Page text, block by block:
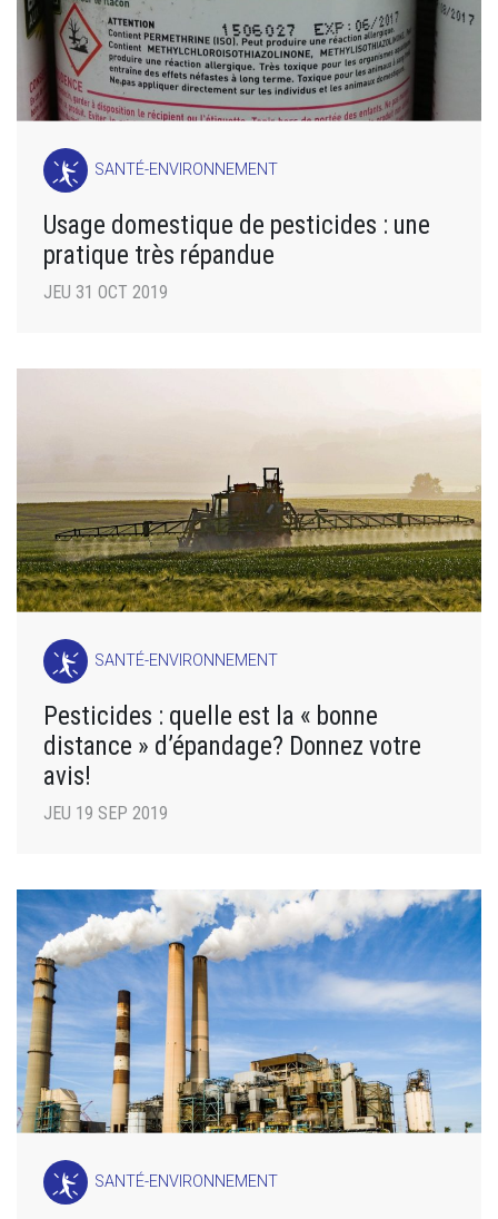
SANTÉ-ENVIRONNEMENT
Usage domestique de pesticides : une
pratique très répandue
JEU 31 OCT 2019
SANTÉ-ENVIRONNEMENT
Pesticides : quelle est la « bonne
distance » d’épandage? Donnez votre
avis!
JEU 19 SEP 2019
SANTÉ-ENVIRONNEMENT